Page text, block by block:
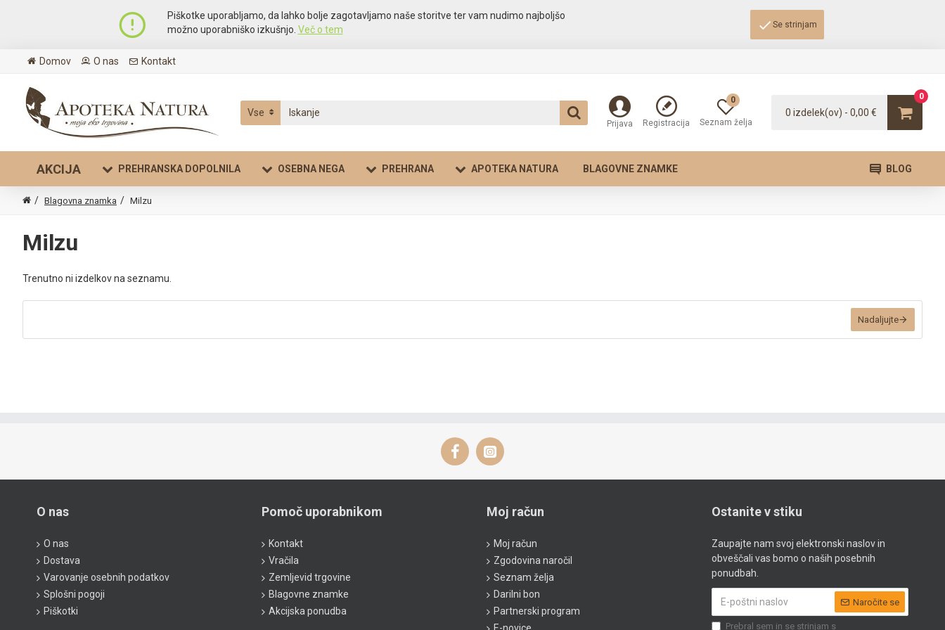
Piškotke uporabljamo, da lahko bolje zagotavljamo naše storitve ter vam nudimo najboljšo
možno uporabniško izkušnjo. Več o tem Se strinjam
Domov O nas Kontakt
Vse
Prijava Registracija Seznam želja
0
0 izdelek(ov) - 0,00 €
0
AKCIJA PREHRANSKA DOPOLNILA OSEBNA NEGA PREHRANA APOTEKA NATURA BLAGOVNE ZNAMKE BLOG
Blagovna znamka Milzu
Milzu
Trenutno ni izdelkov na seznamu.
Nadaljujte
O nas
O nas
Dostava
Varovanje osebnih podatkov
Splošni pogoji
Piškotki
Pomoč uporabnikom
Kontakt
Vračila
Zemljevid trgovine
Blagovne znamke
Akcijska ponudba
Moj račun
Moj račun
Zgodovina naročil
Seznam želja
Darilni bon
Partnerski program
Ostanite v stiku
Zaupajte nam svoj elektronski naslov in
obveščali vas bomo o naših posebnih
ponudbah.
Naročite se
Prebral sem in se strinjam s